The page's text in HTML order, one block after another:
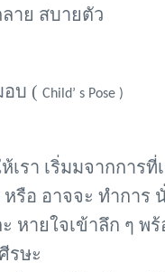
าย สบายตัว
อบ ( Child’ s Pose )
เรา เริ่มมจากการที่
หรือ อาจจะ ทำการ
หายใจเข้าลึก ๆ พ
รษะ